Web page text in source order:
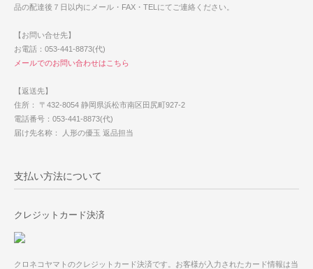
品の配達後７日以内にメール・FAX・TELにてご連絡ください。
【お問い合せ先】
お電話：053-441-8873(代)
メールでのお問い合わせはこちら
【返送先】
住所： 〒432-8054 静岡県浜松市南区田尻町927-2
電話番号：053-441-8873(代)
届け先名称： 人形の優玉 返品担当
支払い方法について
クレジットカード決済
クロネコヤマトのクレジットカード決済です。お客様が入力されたカード情報は当